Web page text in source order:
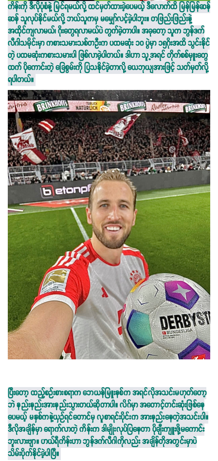
ကိန်းကို ဒီလိုပုံစံနဲ့ မြင်ရမယ်လို့ ထင်မှတ်ထားခဲ့ပေမယ့် ဒီလောက်ထိ မြန်မြန်ဆန်
ဆန် သူလုပ်နိုင်မယ်လို့ ဘယ်သူကမှ မမျှော်လင့်ခဲ့ပါဘူး။ တဖြည်းဖြည်းနဲ့
အထိုင်ကျလာမယ်၊ ဂိုးတွေရလာမယ်ပဲ တွက်ခဲ့တာပါ။ အခုတော့ သူက ဘွန်ဒက်
လီဂါသမိုင်းမှာ ကစားသမားသစ်တဦးက ပထမဆုံး ၁၀ ပွဲမှာ ၁၅ဂိုးအထိ သွင်းနိုင်
တဲ့ ပထမဆုံးကစားသမားပါ ဖြစ်လာခဲ့ပါတယ်။ ဒါဟာ သူ့အရင် တိုက်စစ်မှူးတွေ
ထက် ပိုကောင်းတဲ့ ခြေစွမ်းကို ပြသနိုင်ခဲ့တာလို့ ယေဘုယျအားဖြင့် သတ်မှတ်လို့
ရပါတယ်။
ပြီးတော့ ထည့်စဉ်းစားစရာက ဘေယန်မြူးနစ်က အရင်လိုအသင်းမဟုတ်တော့
ဘဲ နည်းနည်းအားနည်းသွားတယ်ဆိုတာပါ။ လိဂ်မှာ အတောင့်တင်းဆုံးဖြစ်နေ
ပေမယ့် မနှစ်ကနဲ့ယှဉ်ရင်တောင်မှ လူစာရင်းပိုင်းက အားနည်းနေတဲ့အသင်းပါ။
ဒီလိုအချိန်မှာ ရောက်လာတဲ့ ကိန်းက ဒါမျိုးလုပ်ပြနေတာ ပိုချီးကျူးဖို့မကောင်း
ဘူးလားဗျာ။ ဟယ်ရီကိန်းဟာ ဘွန်ဒက်လီဂါကိုလည်း အချိန်တိုအတွင်းမှာပဲ
သိမ်းပိုက်နိုင်ခဲ့ပါပြီ။